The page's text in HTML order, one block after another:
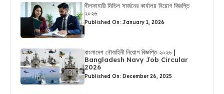
নীলফামারী সিভিল সার্জনের কার্যালয় নিয়োগ বিজ্ঞপ্তি
২০২৬
Published On: January 1, 2026
বাংলাদেশ নৌবাহিনী নিয়োগ বিজ্ঞপ্তি ২০২৬ |
Bangladesh Navy Job Circular
2026
Published On: December 26, 2025